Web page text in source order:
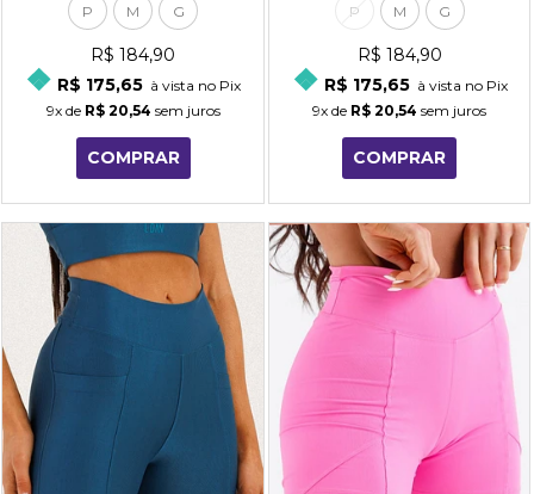
P M G
R$ 184,90
R$ 175,65 à vista no Pix
9xde R$ 20,54 sem juros
COMPRAR
P M G
R$ 184,90
R$ 175,65 à vista no Pix
9x de R$ 20,54 sem juros
COMPRAR